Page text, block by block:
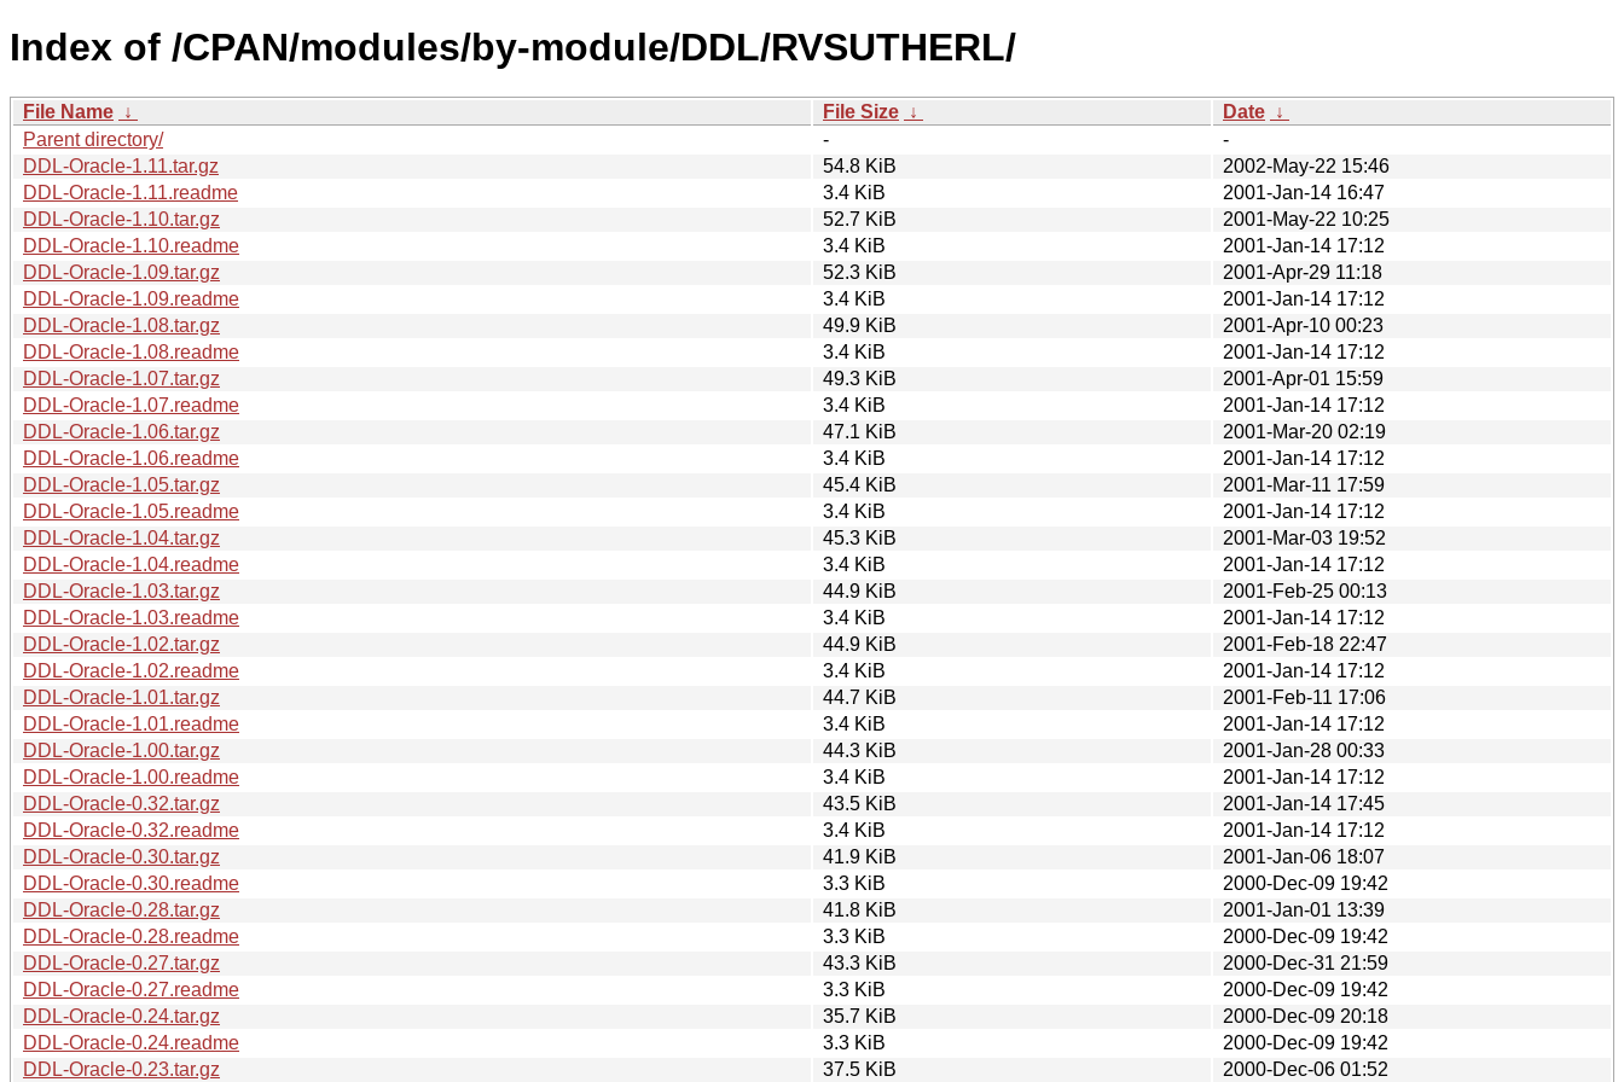
Index of /CPAN/modules/by-module/DDL/RVSUTHERL/
File Name ↓ File Size ↓ Date ↓
Parent directory/
-
-
DDL-Oracle-1.11.tar.gz
54.8 KiB
2002-May-22 15:46
DDL-Oracle-1.11.readme
3.4 KiB
2001-Jan-14 16:47
DDL-Oracle-1.10.tar.gz
52.7 KiB
2001-May-22 10:25
DDL-Oracle-1.10.readme
3.4 KiB
2001-Jan-14 17:12
DDL-Oracle-1.09.tar.gz
52.3 KiB
2001-Apr-29 11:18
DDL-Oracle-1.09.readme
3.4 KiB
2001-Jan-14 17:12
DDL-Oracle-1.08.tar.gz
49.9 KiB
2001-Apr-10 00:23
DDL-Oracle-1.08.readme
3.4 KiB
2001-Jan-14 17:12
DDL-Oracle-1.07.tar.gz
49.3 KiB
2001-Apr-01 15:59
DDL-Oracle-1.07.readme
3.4 KiB
2001-Jan-14 17:12
DDL-Oracle-1.06.tar.gz
47.1 KiB
2001-Mar-20 02:19
DDL-Oracle-1.06.readme
3.4 KiB
2001-Jan-14 17:12
DDL-Oracle-1.05.tar.gz
45.4 KiB
2001-Mar-11 17:59
DDL-Oracle-1.05.readme
3.4 KiB
2001-Jan-14 17:12
DDL-Oracle-1.04.tar.gz
45.3 KiB
2001-Mar-03 19:52
DDL-Oracle-1.04.readme
3.4 KiB
2001-Jan-14 17:12
DDL-Oracle-1.03.tar.gz
44.9 KiB
2001-Feb-25 00:13
DDL-Oracle-1.03.readme
3.4 KiB
2001-Jan-14 17:12
DDL-Oracle-1.02.tar.gz
44.9 KiB
2001-Feb-18 22:47
DDL-Oracle-1.02.readme
3.4 KiB
2001-Jan-14 17:12
DDL-Oracle-1.01.tar.gz
44.7 KiB
2001-Feb-11 17:06
DDL-Oracle-1.01.readme
3.4 KiB
2001-Jan-14 17:12
DDL-Oracle-1.00.tar.gz
44.3 KiB
2001-Jan-28 00:33
DDL-Oracle-1.00.readme
3.4 KiB
2001-Jan-14 17:12
DDL-Oracle-0.32.tar.gz
43.5 KiB
2001-Jan-14 17:45
DDL-Oracle-0.32.readme
3.4 KiB
2001-Jan-14 17:12
DDL-Oracle-0.30.tar.gz
41.9 KiB
2001-Jan-06 18:07
DDL-Oracle-0.30.readme
3.3 KiB
2000-Dec-09 19:42
DDL-Oracle-0.28.tar.gz
41.8 KiB
2001-Jan-01 13:39
DDL-Oracle-0.28.readme
3.3 KiB
2000-Dec-09 19:42
DDL-Oracle-0.27.tar.gz
43.3 KiB
2000-Dec-31 21:59
DDL-Oracle-0.27.readme
3.3 KiB
2000-Dec-09 19:42
DDL-Oracle-0.24.tar.gz
35.7 KiB
2000-Dec-09 20:18
DDL-Oracle-0.24.readme
3.3 KiB
2000-Dec-09 19:42
DDL-Oracle-0.23.tar.gz
37.5 KiB 2000-Dec-06 01:52